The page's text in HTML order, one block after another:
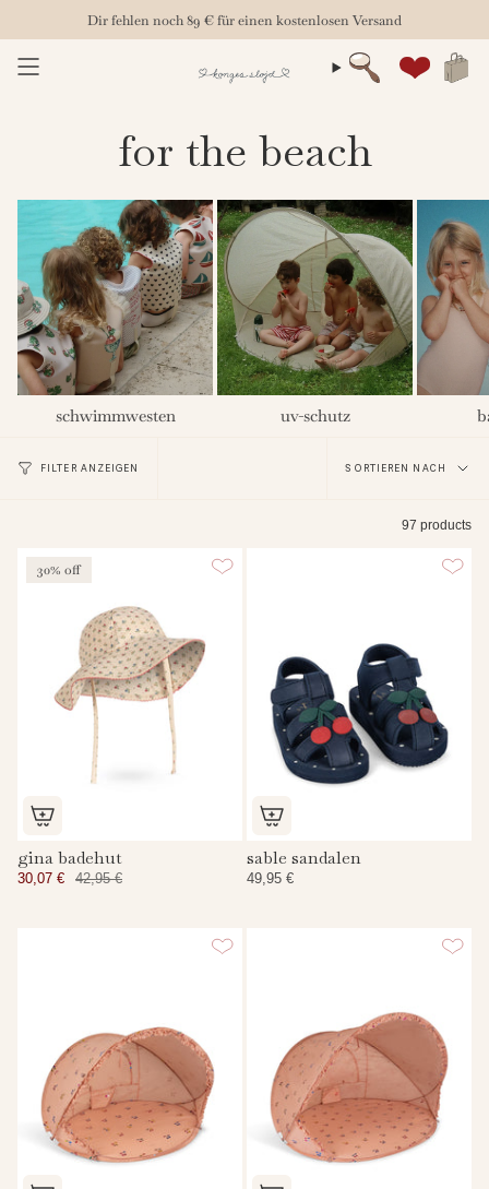
Inhalt
springen
Dir fehlen noch89 €für einen kostenlosen Versand
Suche
for the beach
schwimmwesten uv-schutz
FILTER ANZEIGEN
Sortieren
SORTIEREN NACH
97 products
30% off
gina badehut
30,07 € 42,95 €
sable sandalen
49,95 €